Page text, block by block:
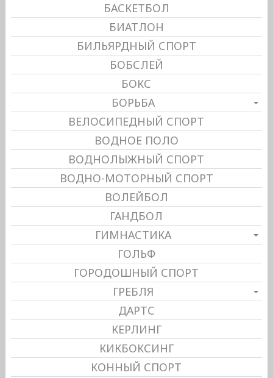
БАСКЕТБОЛ
БИАТЛОН
БИЛЬЯРДНЫЙ СПОРТ
БОБСЛЕЙ
БОКС
БОРЬБА
ВЕЛОСИПЕДНЫЙ СПОРТ
ВОДНОЕ ПОЛО
ВОДНОЛЫЖНЫЙ СПОРТ
ВОДНО-МОТОРНЫЙ СПОРТ
ВОЛЕЙБОЛ
ГАНДБОЛ
ГИМНАСТИКА
ГОЛЬФ
ГОРОДОШНЫЙ СПОРТ
ГРЕБЛЯ
ДАРТС
КЕРЛИНГ
КИКБОКСИНГ
КОННЫЙ СПОРТ